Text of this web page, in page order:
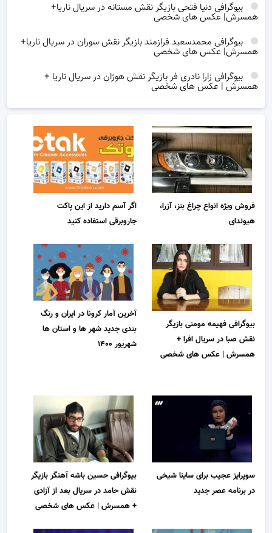
بیوگرافی دنیا فتحی بازیگر نقش مستانه در سریال ناریا+
همسرش| عکس های شخصی
بیوگرافی محمدسعید فرازمند بازیگر نقش سوران در سریال ناریا+
همسرش| عکس های شخصی
بیوگرافی زارا نادری فر بازیگر نقش هوژان در سریال ناریا +
همسرش | عکس های شخصی
فروش ویژه انواع چراغ بنز، آزرا،
هیوندای
اگر آسم دارید از این پاکت
جاروبرقی استفاده کنید
بیوگرافی فهیمه مومنی بازیگر
نقش صبا در سریال افرا +
همسرش | عکس های شخصی
آخرین آمار کرونا در ایران و رنگ
بندی جدید شهر ها و استان ها
شهریور ۱۴۰۰
سوپرایز عجیب برای ساینا شیخی
در برنامه عصر جدید
بیوگرافی حسین باشه آهنگر بازیگر
نقش حامد در سریال بعد از آزادی
+ همسرش | عکس های شخصی